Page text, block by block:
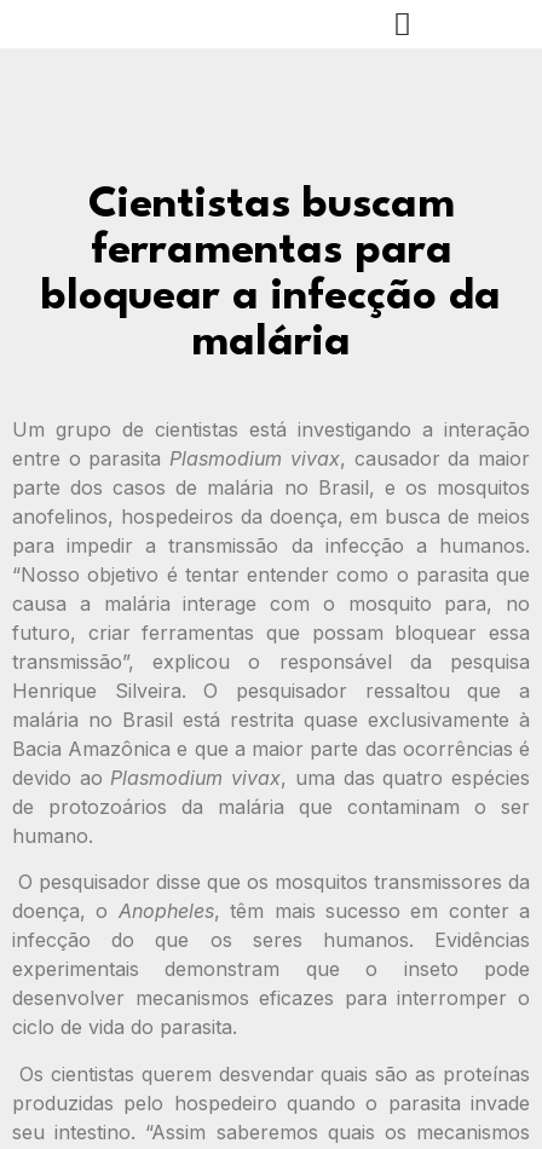
Cientistas buscam
ferramentas para
bloquear a infecção da
malária
Um grupo de cientistas está investigando a interação
entre o parasitaPlasmodium vivax, causador da maior
parte dos casos de malária no Brasil, e os mosquitos
anofelinos, hospedeiros da doença, em busca de meios
para impedir a transmissão da infecção a humanos.
“Nosso objetivo é tentar entender como o parasita que
causa a malária interage com o mosquito para, no
futuro, criar ferramentas que possam bloquear essa
transmissão”, explicou o responsável da pesquisa
Henrique Silveira. O pesquisador ressaltou que a
malária no Brasil está restrita quase exclusivamente à
Bacia Amazônica e que a maior parte das ocorrências é
devido aoPlasmodium vivax, uma das quatro espécies
de protozoários da malária que contaminam o ser
humano.
O pesquisador disse que os mosquitos transmissores da
doença, o Anopheles, têm mais sucesso em conter a
infecção do que os seres humanos. Evidências
experimentais demonstram que o inseto pode
desenvolver mecanismos eficazes para interromper o
ciclo de vida do parasita.
Os cientistas querem desvendar quais são as proteínas
produzidas pelo hospedeiro quando o parasita invade
seu intestino. “Assim saberemos quais os mecanismos